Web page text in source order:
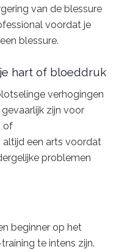
van de blessure
voordat je
blessure.
hart of bloeddruk
verhogingen
zijn voor
of
een arts voordat
problemen
beginner op het
te intens zijn.